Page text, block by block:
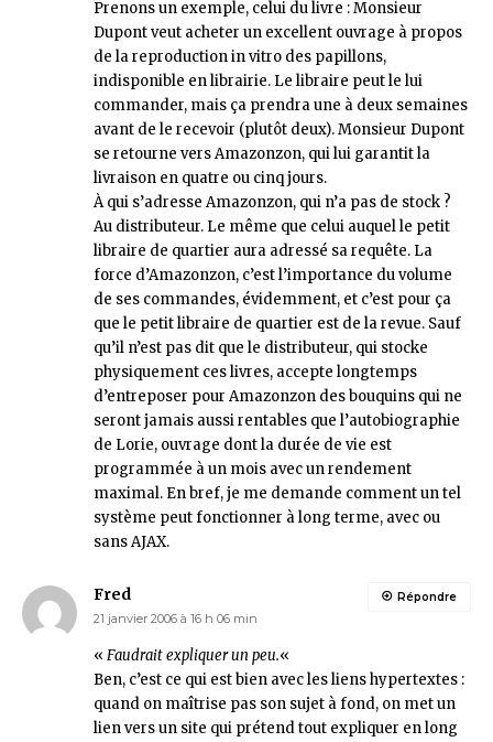
Prenons un exemple, celui du livre : Monsieur
Dupont veut acheter un excellent ouvrage à propos
de la reproduction in vitro des papillons,
indisponible en librairie. Le libraire peut le lui
commander, mais ça prendra une à deux semaines
avant de le recevoir (plutôt deux). Monsieur Dupont
se retourne vers Amazonzon, qui lui garantit la
livraison en quatre ou cinq jours.
À qui s’adresse Amazonzon, qui n’a pas de stock ?
Au distributeur. Le même que celui auquel le petit
libraire de quartier aura adressé sa requête. La
force d’Amazonzon, c’est l’importance du volume
de ses commandes, évidemment, et c’est pour ça
que le petit libraire de quartier est de la revue. Sauf
qu’il n’est pas dit que le distributeur, qui stocke
physiquement ces livres, accepte longtemps
d’entreposer pour Amazonzon des bouquins qui ne
seront jamais aussi rentables que l’autobiographie
de Lorie, ouvrage dont la durée de vie est
programmée à un mois avec un rendement
maximal. En bref, je me demande comment un tel
système peut fonctionner à long terme, avec ou
sans AJAX.
Fred
21 janvier 2006 à 16 h 06 min
« Faudrait expliquer un peu.«
Ben, c’est ce qui est bien avec les liens hypertextes :
quand on maîtrise pas son sujet à fond, on met un
lien vers un site qui prétend tout expliquer en long
Répondre